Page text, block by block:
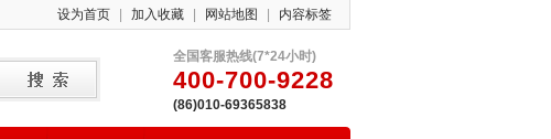
设为首页 加入收藏 网站地图 内容标签
全国客服热线(7*24小时)
400-700-9228
(86)010-69365838